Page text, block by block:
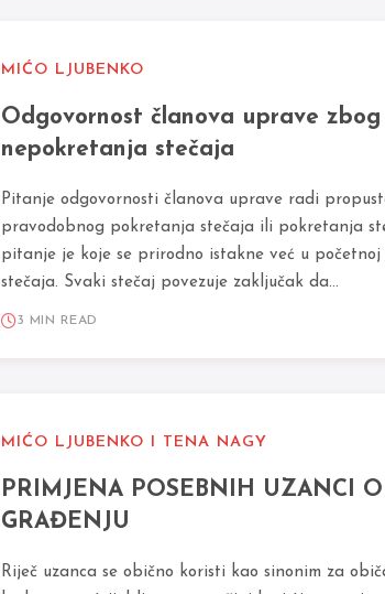
MIĆO LJUBENKO
Odgovornost članova uprave zbog
nepokretanja stečaja
Pitanje odgovornosti članova uprave radi
pravodobnog pokretanja stečaja ili pokretanja
pitanje je koje se prirodno istakne već u početnoj
stečaja. Svaki stečaj povezuje zaključak da...
3 MIN READ
MIĆO LJUBENKO I TENA NAGY
PRIMJENA POSEBNIH UZANCI O
GRAĐENJU
Riječ uzanca se obično koristi kao sinonim za